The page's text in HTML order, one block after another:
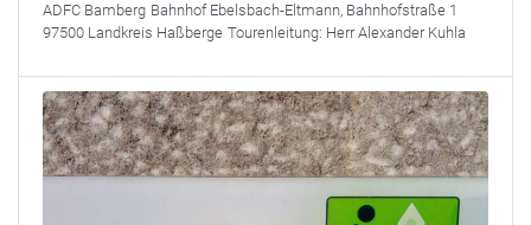
ADFC Bamberg Bahnhof Ebelsbach-Eltmann, Bahnhofstraße 1
97500 Landkreis Haßberge Tourenleitung: Herr Alexander Kuhla